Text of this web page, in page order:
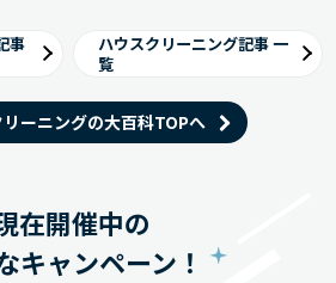
事
ハウスクリーニング記事 一
覧
ーニングの大百科TOPへ
在開催中の
キャンペーン！